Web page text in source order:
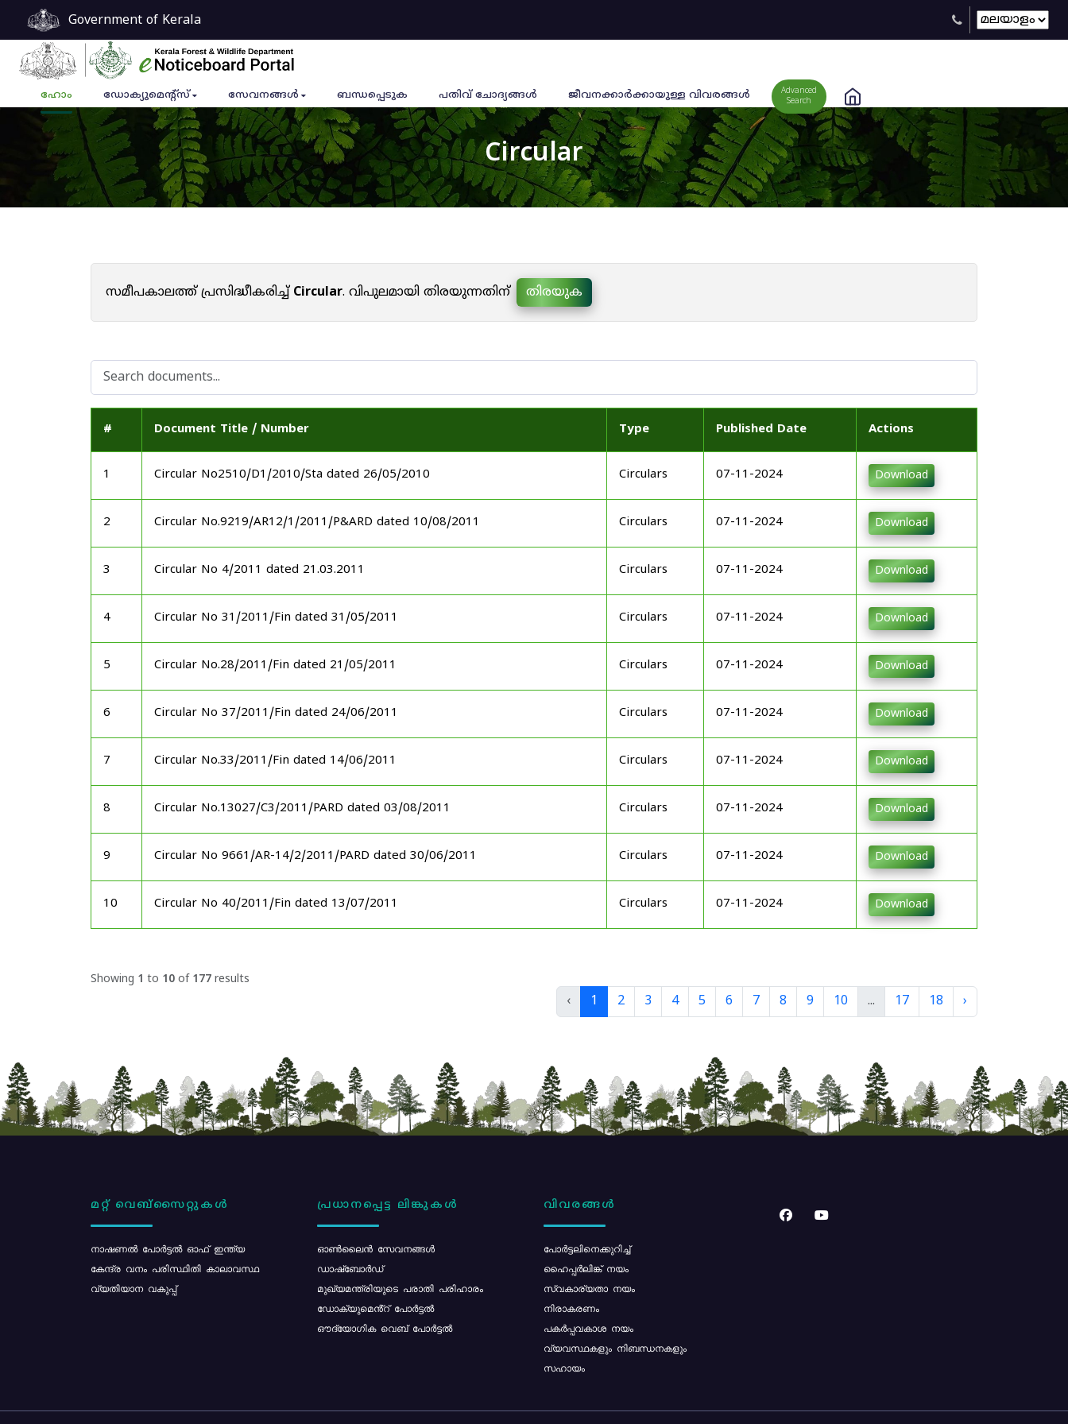
Government of Kerala
ഹോം ഡോക്യുമെൻ്റ്സ് സേവനങ്ങൾ ബന്ധപ്പെടുക പതിവ് ചോദ്യങ്ങൾ ജീവനക്കാര്‍ക്കായുള്ള വിവരങ്ങള്‍
Advanced
Search
Circular
സമീപകാലത്ത് പ്രസിദ്ധീകരിച്ച്Circular. വിപുലമായി തിരയുന്നതിന് തിരയുക
# Document Title / Number Type Published Date Actions
1 Circular No2510/D1/2010/Sta dated 26/05/2010 Circulars 07-11-2024 Download
2 Circular No.9219/AR12/1/2011/P&ARD dated 10/08/2011 Circulars 07-11-2024 Download
3 Circular No 4/2011 dated 21.03.2011 Circulars 07-11-2024 Download
4 Circular No 31/2011/Fin dated 31/05/2011 Circulars 07-11-2024 Download
5 Circular No.28/2011/Fin dated 21/05/2011 Circulars 07-11-2024 Download
6 Circular No 37/2011/Fin dated 24/06/2011 Circulars 07-11-2024 Download
7 Circular No.33/2011/Fin dated 14/06/2011 Circulars 07-11-2024 Download
8 Circular No.13027/C3/2011/PARD dated 03/08/2011 Circulars 07-11-2024 Download
9 Circular No 9661/AR-14/2/2011/PARD dated 30/06/2011 Circulars 07-11-2024 Download
10 Circular No 40/2011/Fin dated 13/07/2011 Circulars 07-11-2024 Download
Showing 1 to 10 of 177 results
‹ 1 2 3 4 5 6 7 8 9 10 ... 17 18 ›
മറ്റ് വെബ്സൈറ്റുകൾ
നാഷണൽ പോർട്ടൽ ഓഫ് ഇന്ത്യ
കേന്ദ്ര വനം പരിസ്ഥിതി കാലാവസ്ഥ
വ്യതിയാന വകുപ്പ്
പ്രധാനപ്പെട്ട ലിങ്കുകൾ
ഓൺലൈൻ സേവനങ്ങൾ
ഡാഷ്ബോർഡ്
മുഖ്യമന്ത്രിയുടെ പരാതി പരിഹാരം
ഡോക്യുമെൻ്റ് പോർട്ടൽ
ഔദ്യോഗിക വെബ് പോർട്ടൽ
വിവരങ്ങൾ
പോര്‍ട്ടലിനെക്കുറിച്ച്
ഹൈപ്പർലിങ്ക് നയം
സ്വകാര്യതാ നയം
നിരാകരണം
പകർപ്പവകാശ നയം
വ്യവസ്ഥകളും നിബന്ധനകളും
സഹായം